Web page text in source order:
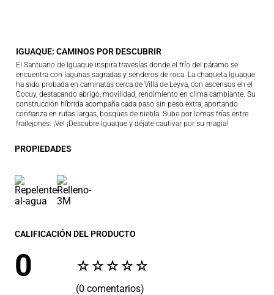
IGUAQUE: CAMINOS POR DESCUBRIR
El Santuario de Iguaque inspira travesías donde el frío del páramo se
encuentra con lagunas sagradas y senderos de roca. La chaqueta Iguaque
ha sido probada en caminatas cerca de Villa de Leyva, con ascensos en el
Cocuy, destacando abrigo, movilidad, rendimiento en clima cambiante. Su
construcción híbrida acompaña cada paso sin peso extra, aportando
confianza en rutas largas, bosques de niebla. Sube por lomas frías entre
frailejones. ¡Ve! ¡Descubre Iguaque y déjate cautivar por su magia!
PROPIEDADES
CALIFICACIÓN DEL PRODUCTO
☆☆☆☆☆
0
(0 comentarios)